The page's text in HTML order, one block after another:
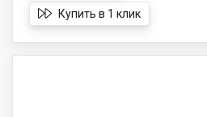
Купить в 1 клик